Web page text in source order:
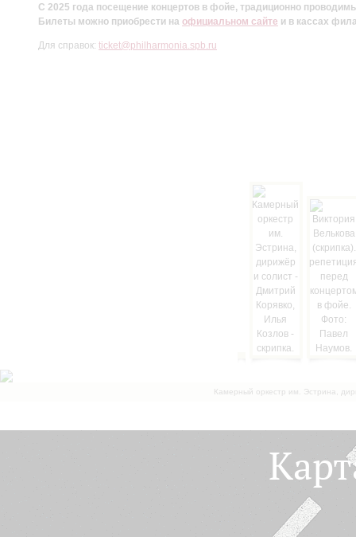
С 2025 года посещение концертов в фойе, традиционно
Билеты можно приобрести на официальном сайте и в кассах
Для справок: ticket@philharmonia.spb.ru
Камерный оркестр им. Эстрина,